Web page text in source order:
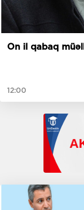
On il qabaq
12:00